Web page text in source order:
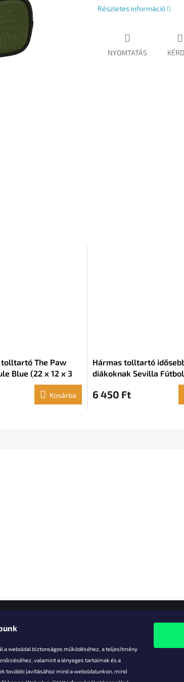
a weboldal biztonságos működéséhez, a teljesítmény
valamint a lényeges tartalmak és a
további javításához mind a weboldalunkon, mind
Részletes információ
NYOMTATÁS
The Paw
Blue (22 x 12 x 3
Kosárba
Hármas tolltartó
diákoknak Sevilla
6 450 Ft